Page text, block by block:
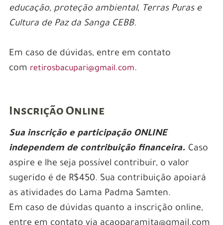
educação, proteção ambiental, Terras Puras e
Cultura de Paz da Sanga CEBB.
Em caso de dúvidas, entre em contato
com retirosbacupari@gmail.com.
Inscrição Online
Sua inscrição e participação ONLINE
independem de contribuição financeira. Caso
aspire e lhe seja possível contribuir, o valor
sugerido é de R$450. Sua contribuição apoiará
as atividades do Lama Padma Samten.
Em caso de dúvidas quanto a inscrição online,